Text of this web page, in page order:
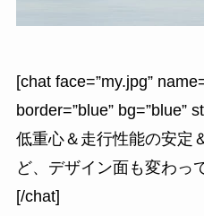
[chat face=”my.jpg”
border=”blue” bg=”blue”
低重心＆走行性能の安定
ど、デザイン面も変わっ
[/chat]